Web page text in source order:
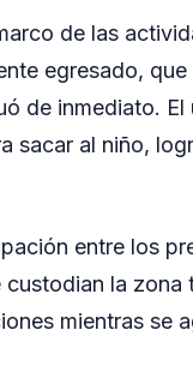
de las
egresado,
de inmediato.
sacar al niño,
entre los
la
mientras se